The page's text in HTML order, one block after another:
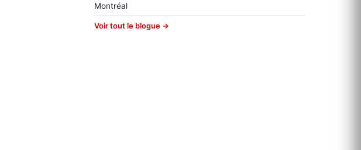
Montréal
Voir tout le blogue →